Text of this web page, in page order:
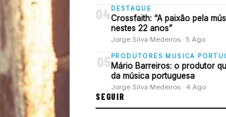
04DESTAQUE
Crossfaith: “A paixão pela
nestes 22 anos”
Jorge Silva Medeiros · 5 Ago
05 PRODUTORES MUSICA
Mário Barreiros: o produtor
da música portuguesa
Jorge Silva Medeiros · 4 Ago
SEGUIR